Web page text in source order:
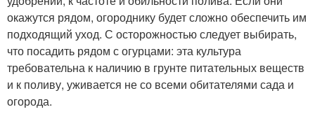
окажутся рядом, огороднику будет сложно обеспечить им
подходящий уход. С осторожностью следует выбирать,
что посадить рядом с огурцами: эта культура
требовательна к наличию в грунте питательных веществ
и к поливу, уживается не со всеми обитателями сада и
огорода.